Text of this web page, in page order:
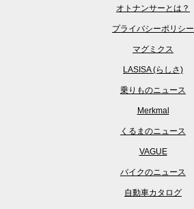
オトナンサーとは？
プライバシーポリシー
マグミクス
LASISA (らしさ)
乗りものニュース
Merkmal
くるまのニュース
VAGUE
バイクのニュース
自動車カタログ